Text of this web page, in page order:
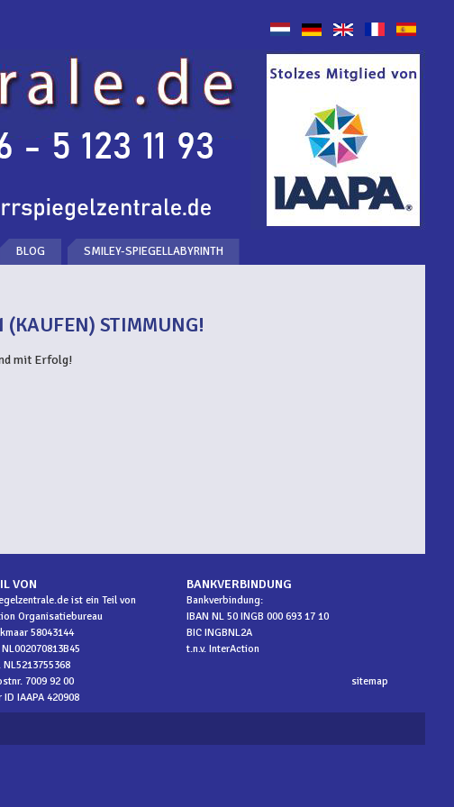
BLOG SMILEY-SPIEGELLABYRINTH
(KAUFEN) STIMMUNG!
mit Erfolg!
VON
ist ein Teil von
Organisatiebureau
58043144
NL5213755368
7009 92 00
ID IAAPA 420908
BANKVERBINDUNG
Bankverbindung:
IBAN NL 50 INGB 000 693 17 10
BIC INGBNL2A
​t.n.v. InterAction
sitemap